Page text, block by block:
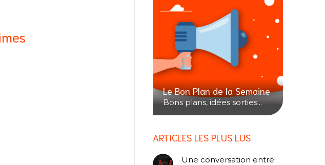
Le Bon Plan de la Semaine
Bons plans, idées sorties...
ARTICLES LES PLUS LUS
Une conversation entre